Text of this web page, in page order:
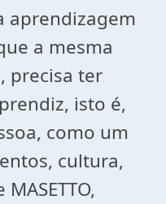
aprendizagem
a mesma
precisa ter
isto é,
como um
cultura,